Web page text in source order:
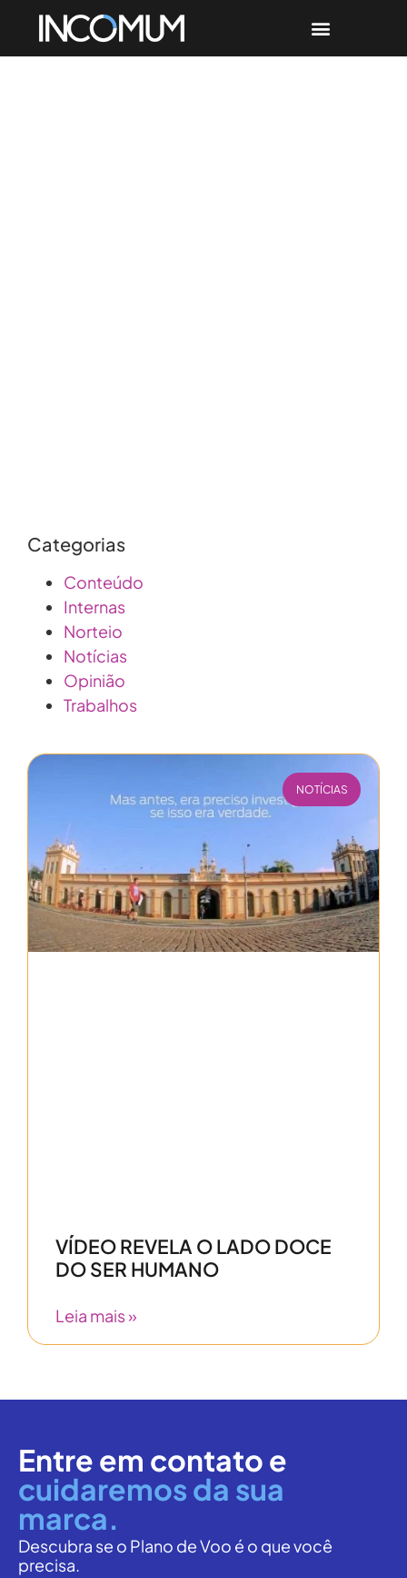
NOTÍCIAS
VÍDEO REVELA O LADO DOCE
DO SER HUMANO
Leia mais »
Categorias
Conteúdo
Internas
Norteio
Notícias
Opinião
Trabalhos
Entre em contato e
cuidaremos da sua
marca.
Descubra se o Plano de Voo é o que você
precisa.